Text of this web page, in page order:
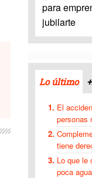
para
jubilarte
Lo último
El
personas
tiene
Lo que le
poca agua